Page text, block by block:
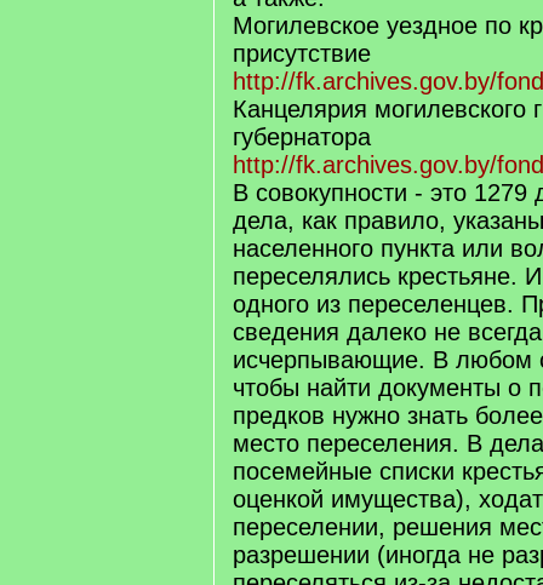
Могилевское уездное по
присутствие
http://fk.archives.gov.by/
Канцелярия могилевского
губернатора
http://fk.archives.gov.by/
В совокупности - это 1279
дела, как правило,
населенного пункта или
переселялись крестьяне.
одного из переселенцев.
сведения далеко не
исчерпывающие. В любом
чтобы найти документы о
предков нужно знать
место переселения. В
посемейные списки
оценкой имущества),
переселении, решения
разрешении (иногда не